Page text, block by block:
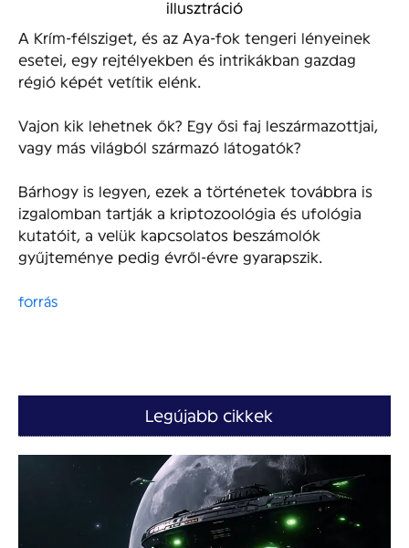
illusztráció
A Krím-félsziget, és az Aya-fok tengeri lényeinek
esetei, egy rejtélyekben és intrikákban gazdag
régió képét vetítik elénk.
Vajon kik lehetnek ők? Egy ősi faj leszármazottjai,
vagy más világból származó látogatók?
Bárhogy is legyen, ezek a történetek továbbra is
izgalomban tartják a kriptozoológia és ufológia
kutatóit, a velük kapcsolatos beszámolók
gyűjteménye pedig évről-évre gyarapszik.
forrás
Legújabb cikkek